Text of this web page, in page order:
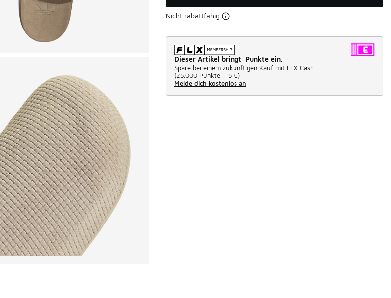
Nicht rabattfähig
Dieser Artikel bringt Punkte ein.
Spare bei einem zukünftigen Kauf mit FLX Cash.
(25.000 Punkte = 5 €)
Melde dich kostenlos an